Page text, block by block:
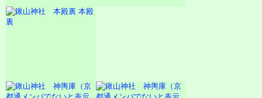
本殿
裏